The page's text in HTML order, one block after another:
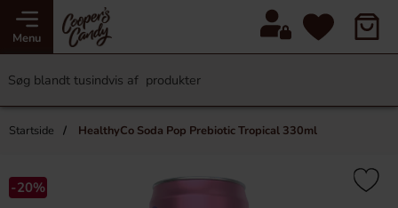
Menu
Startside HealthyCo Soda Pop Prebiotic Tropical 330ml
-20%